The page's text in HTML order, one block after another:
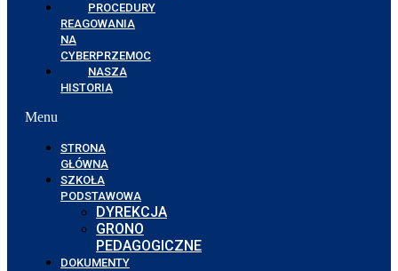
PROCEDURY
REAGOWANIA
NA
CYBERPRZEMOC
NASZA
HISTORIA
Menu
STRONA
GŁÓWNA
SZKOŁA
PODSTAWOWA
DYREKCJA
GRONO
PEDAGOGICZNE
DOKUMENTY